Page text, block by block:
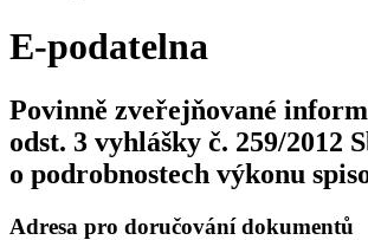
E-podatelna
Povinně zveřejňované
odst. 3 vyhlášky č. 259/2012
o podrobnostech výkonu
Adresa pro doručování dokumentů